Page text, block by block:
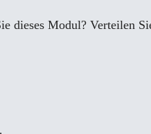
dieses Modul? Verteilen